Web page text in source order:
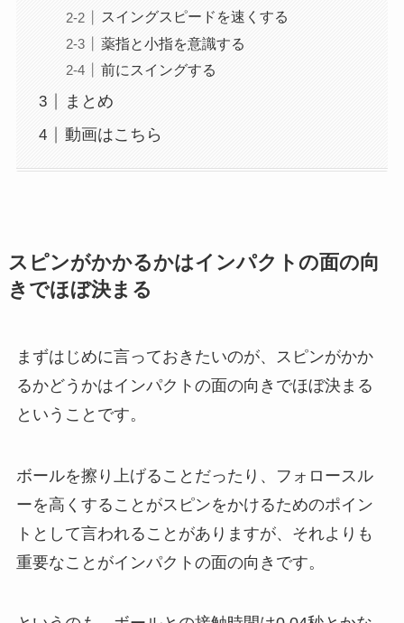
スイングスピードを速くする
薬指と小指を意識する
前にスイングする
まとめ
動画はこちら
スピンがかかるかはインパクトの面の向
きでほぼ決まる
まずはじめに言っておきたいのが、スピンがかか
るかどうかはインパクトの面の向きでほぼ決まる
ということです。
ボールを擦り上げることだったり、フォロースル
ーを高くすることがスピンをかけるためのポイン
トとして言われることがありますが、それよりも
重要なことがインパクトの面の向きです。